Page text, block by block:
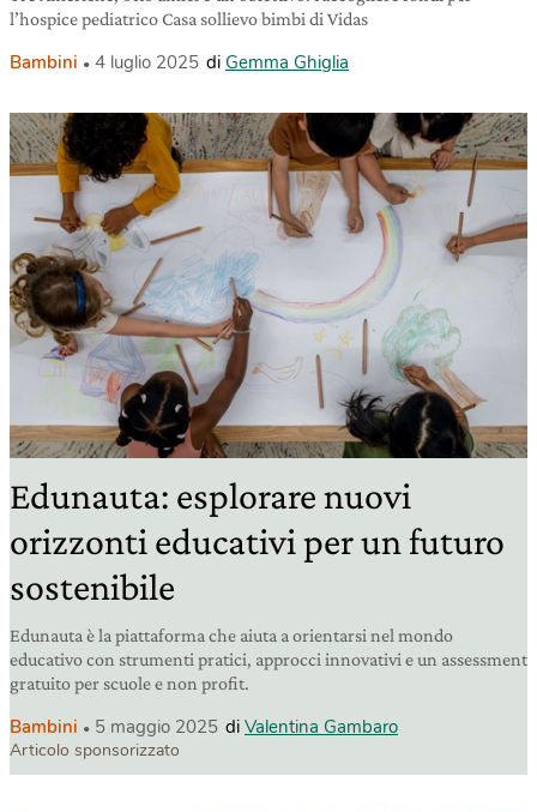
l’hospice pediatrico Casa sollievo bimbi di Vidas
Bambini 4 luglio 2025 di Gemma Ghiglia
Edunauta: esplorare nuovi
orizzonti educativi per un futuro
sostenibile
Edunauta è la piattaforma che aiuta a orientarsi nel mondo
educativo con strumenti pratici, approcci innovativi e un assessment
gratuito per scuole e non profit.
Bambini 5 maggio 2025 di Valentina Gambaro
Articolo sponsorizzato